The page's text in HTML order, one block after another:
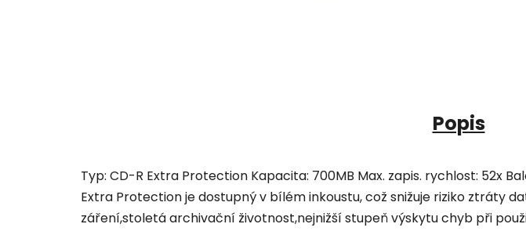
Popis
Typ: CD-R Extra Protection Kapacita: 700MB Max. zapis. rychlost: 52x
Extra Protection je dostupný v bílém inkoustu, což snižuje riziko ztráty
záření,stoletá archivační životnost,nejnižší stupeň výskytu chyb při